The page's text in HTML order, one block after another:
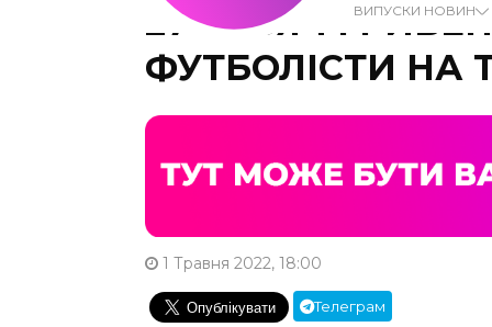
ВИПУСКИ НОВИН
27 ТИСЯЧ
ФУТБОЛІСТИ НА
1 Травня 2022, 18:00
Телеграм